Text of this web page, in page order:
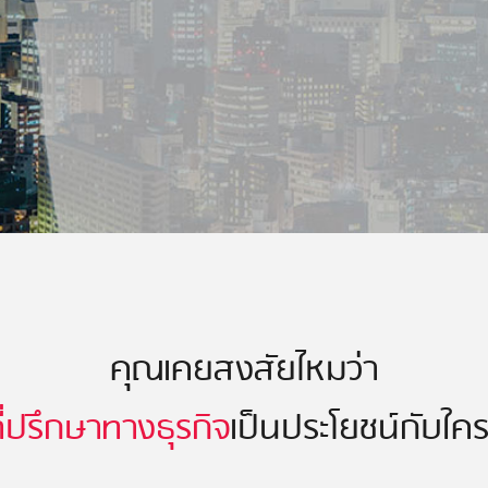
คุณเคยสงสัยไหมว่า
รึกษาทางธุรกิจเป็นประโยชน์กับใค